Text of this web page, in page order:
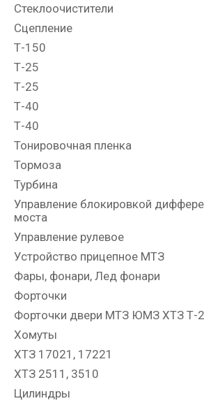
Стеклоочистители
Сцепление
Т-150
Т-25
Т-25
Т-40
Т-40
Тонировочная пленка
Тормоза
Турбина
Управление блокировкой
моста
Управление рулевое
Устройство прицепное МТЗ
Фары, фонари, Лед фонари
Форточки
Форточки двери МТЗ ЮМЗ ХТЗ Т-
Хомуты
ХТЗ 17021, 17221
ХТЗ 2511, 3510
Цилиндры